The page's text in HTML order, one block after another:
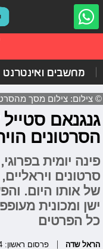
מחשבים ואינטרנט
© צילום: צילום מסך
גנגנאם
הסרטונים
פינה יומית
סרטונים
של אותו היום.
ישן ומכונית
כל הפרטים
הראל שדה פרסום ראשון: 01/06/2014, 15:59